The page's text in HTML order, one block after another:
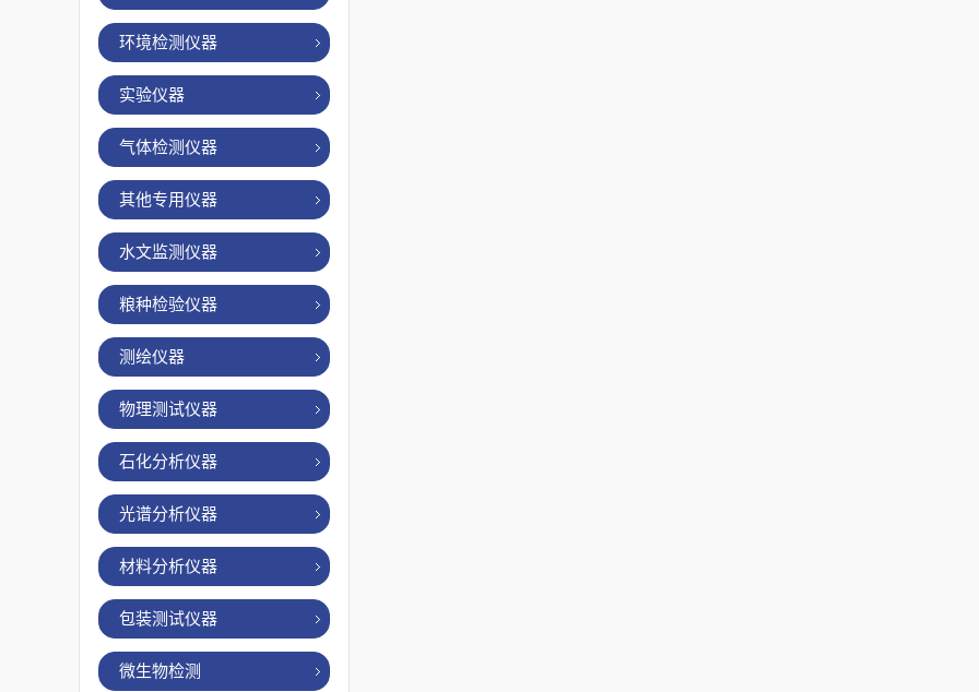
环境检测仪器
实验仪器
气体检测仪器
其他专用仪器
水文监测仪器
粮种检验仪器
测绘仪器
物理测试仪器
石化分析仪器
光谱分析仪器
材料分析仪器
包装测试仪器
微生物检测